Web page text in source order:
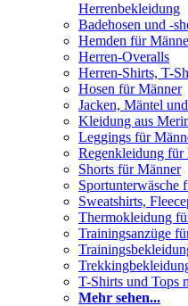
Herrenbekleidung
Badehosen und -
Hemden für
Herren-Overalls
Herren-Shirts, T-
Hosen für Männer
Jacken, Mäntel
Kleidung aus
Leggings für
Regenkleidung für
Shorts für Männer
Sportunterwäsche
Sweatshirts,
Thermokleidung
Trainingsanzüge
T-Shirts und Tops
Mehr sehen...